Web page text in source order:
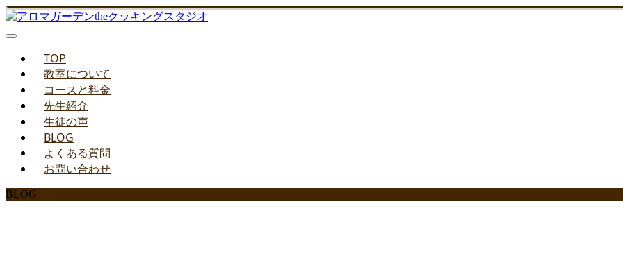
TOP
教室について
コースと料金
先生紹介
生徒の声
BLOG
よくある質問
お問い合わせ
BLOG